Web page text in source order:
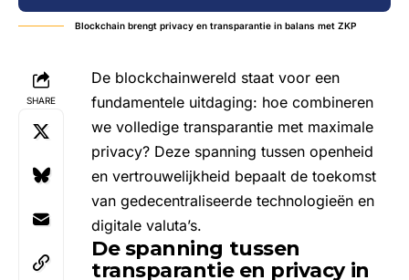
Blockchain brengt privacy en transparantie in balans met ZKP
SHARE
De blockchainwereld staat voor een
fundamentele uitdaging: hoe combineren
we volledige transparantie met maximale
privacy? Deze spanning tussen openheid
en vertrouwelijkheid bepaalt de toekomst
van gedecentraliseerde technologieën en
digitale valuta’s.
De spanning tussen
transparantie en privacy in